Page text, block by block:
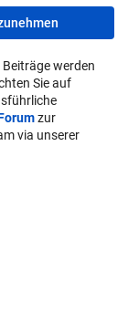
werden
Sie auf
zur
via unserer